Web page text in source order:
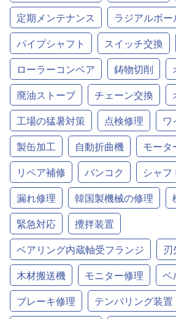
定期メンテナンス
ラジアルボー
パイプシャフト
スイッチ交換
ローラーコンベア
鋳物切削
廃油ストーブ
チェーン交換
工場の猛暑対策
点検修理
ワ
製缶加工
自動折曲機
モータ
リペア補修
バンコク
シャフ
漏れ修理
韓国製機械の修理
緊急対応
攪拌装置
ベアリング内蔵軸受フランジ
木材搬送機
モニター修理
ベ
ブレーキ修理
テンパリング装置